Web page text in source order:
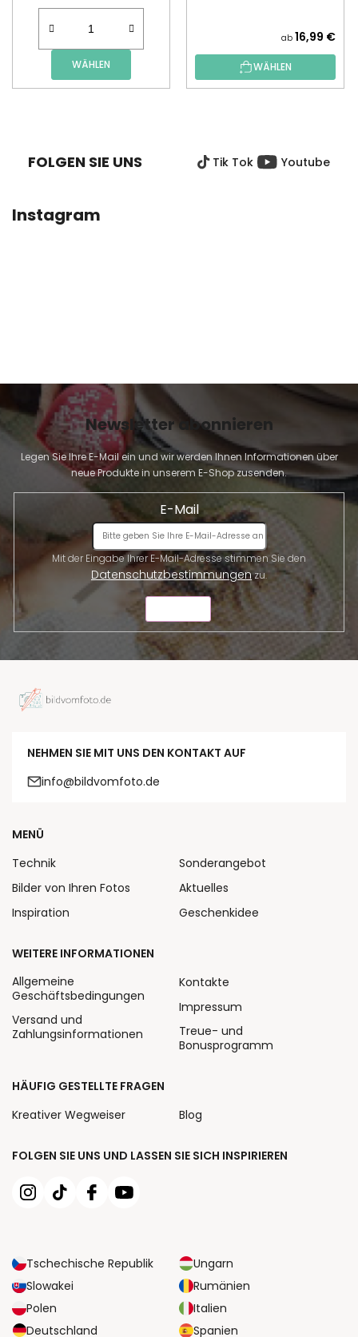
WÄHLEN
ab 16,99 €
WÄHLEN
FOLGEN SIE UNS Tik Tok Youtube
Instagram
Newsletter abonnieren
Legen Sie Ihre E-Mail ein und wir werden Ihnen Informationen über
neue Produkte in unserem E-Shop zusenden.
E-Mail
Datenschutzbestimmungenzu.
NEHMEN SIE MIT UNS DEN KONTAKT AUF
info@bildvomfoto.de
FOLGEN SIE UNS UND LASSEN SIE SICH INSPIRIEREN
Tschechische Republik
Ungarn
Slowakei
Rumänien
Polen
Italien
Deutschland
Spanien
MENÜ
Technik
Bilder von Ihren Fotos
Inspiration
Sonderangebot
Aktuelles
Geschenkidee
WEITERE INFORMATIONEN
Allgemeine
Geschäftsbedingungen
Versand und
Zahlungsinformationen
Kontakte
Impressum
Treue- und
Bonusprogramm
HÄUFIG GESTELLTE FRAGEN
Kreativer Wegweiser
Blog